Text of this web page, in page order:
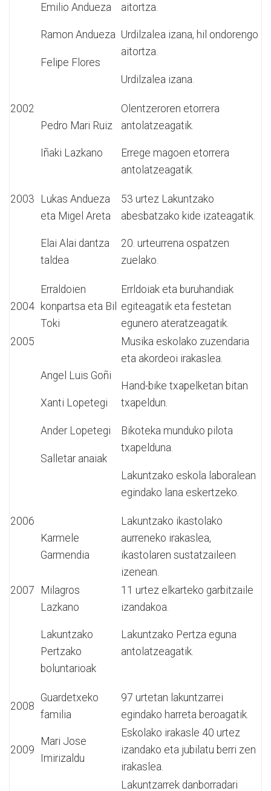
Emilio Andueza
Ramon Andueza
Felipe Flores
aitortza.
Urdilzalea izana, hil ondorengo
aitortza.
Urdilzalea izana.
2002
Pedro Mari Ruiz
Iñaki Lazkano
Olentzeroren etorrera
antolatzeagatik.
Errege magoen etorrera
antolatzeagatik.
2003
Lukas Andueza
eta Migel Areta
Elai Alai dantza
taldea
53 urtez Lakuntzako
abesbatzako kide izateagatik.
20. urteurrena ospatzen
zuelako.
2004
Erraldoien
konpartsa eta Bil
Toki
Errldoiak eta buruhandiak
egiteagatik eta festetan
egunero ateratzeagatik.
2005
Angel Luis Goñi
Xanti Lopetegi
Ander Lopetegi
Salletar anaiak
Musika eskolako zuzendaria
eta akordeoi irakaslea.
Hand-bike txapelketan bitan
txapeldun.
Bikoteka munduko pilota
txapelduna.
Lakuntzako eskola laboralean
egindako lana eskertzeko.
2006
Karmele
Garmendia
Lakuntzako ikastolako
aurreneko irakaslea,
ikastolaren sustatzaileen
izenean.
2007
Milagros
Lazkano
Lakuntzako
Pertzako
boluntarioak
11 urtez elkarteko garbitzaile
izandakoa.
Lakuntzako Pertza eguna
antolatzeagatik.
2008
Guardetxeko
familia
97 urtetan lakuntzarrei
egindako harreta beroagatik.
2009
Mari Jose
Imirizaldu
Eskolako irakasle 40 urtez
izandako eta jubilatu berri zen
irakaslea.
Lakuntzarrek danborradari